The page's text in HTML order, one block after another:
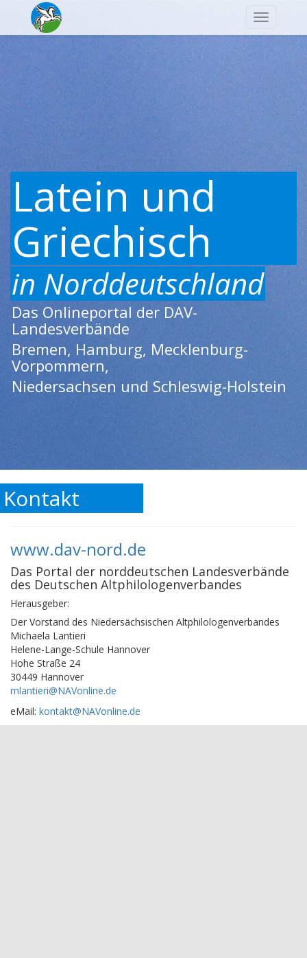
Latein und
Griechisch
in Norddeutschland
Das Onlineportal der DAV-
Landesverbände
Bremen, Hamburg, Mecklenburg-
Vorpommern,
Niedersachsen und Schleswig-Holstein
Kontakt
www.dav-nord.de
Das Portal der norddeutschen Landesverbände
des Deutschen Altphilologenverbandes
Herausgeber:
Der Vorstand des Niedersächsischen Altphilologenverbandes
Michaela Lantieri
Helene-Lange-Schule Hannover
Hohe Straße 24
30449 Hannover
mlantieri@NAVonline.de
eMail: kontakt@NAVonline.de